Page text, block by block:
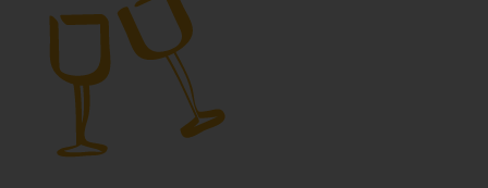
Szukaj
Zarezerwuj